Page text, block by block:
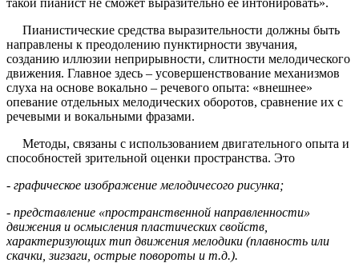
Пианистические средства выразительности должны быть
направлены к преодолению пунктирности звучания,
созданию иллюзии неприрывности, слитности мелодического
движения. Главное здесь – усовершенствование механизмов
слуха на основе вокально – речевого опыта: «внешнее»
опевание отдельных мелодических оборотов, сравнение их с
речевыми и вокальными фразами.
Методы, связаны с использованием двигательного опыта и
способностей зрительной оценки пространства. Это
- графическое изображение мелодичесого рисунка;
- представление «пространственной направленности»
движения и осмысления пластических свойств,
характеризующих тип движения мелодики (плавность или
скачки, зигзаги, острые повороты и т.д.).